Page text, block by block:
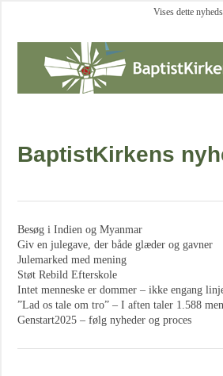
Vises dette
BaptistKirkens
Besøg i Indien og Myanmar
Giv en julegave, der både glæder og gavner
Julemarked med mening
Støt Rebild Efterskole
Intet menneske er dommer – ikke engang
”Lad os tale om tro” – I aften taler 1.588
Genstart2025 – følg nyheder og proces